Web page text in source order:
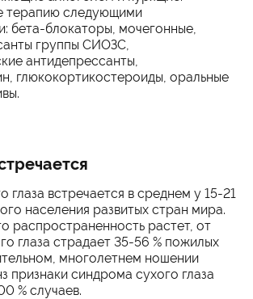
терапию следующими
бета-блокаторы, мочегонные,
группы СИОЗС,
антидепрессанты,
глюкокортикостероиды, оральные
глаза встречается в среднем у 15-21
населения развитых стран мира.
распространенность растет, от
глаза страдает 35-56 % пожилых
многолетнем ношении
признаки синдрома сухого глаза
% случаев.